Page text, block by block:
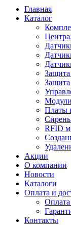
Главная
Каталог
Защита
Платы
RFID
Акции
О компании
Новости
Каталоги
Оплата и
Оплата
Контакты